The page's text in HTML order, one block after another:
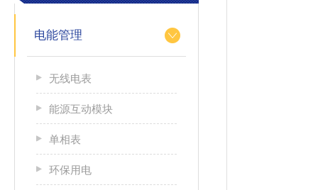
电能管理
无线电表
能源互动模块
单相表
环保用电